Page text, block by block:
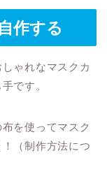
作する
ゃれなマスクカ
です。
を使ってマスク
（制作方法につ